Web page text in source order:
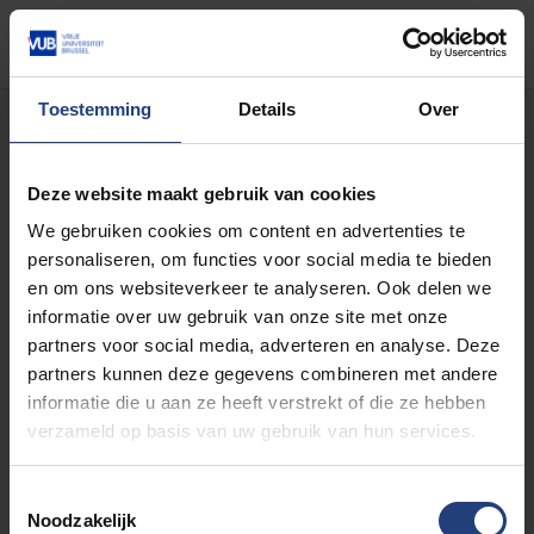
Toestemming Details Over
Deze website maakt gebruik van cookies
We gebruiken cookies om content en advertenties te
personaliseren, om functies voor social media te bieden
en om ons websiteverkeer te analyseren. Ook delen we
informatie over uw gebruik van onze site met onze
partners voor social media, adverteren en analyse. Deze
partners kunnen deze gegevens combineren met andere
informatie die u aan ze heeft verstrekt of die ze hebben
verzameld op basis van uw gebruik van hun services.
Noodzakelijk
Register
You're not able to
register to this event
as the dates of all
categories are set up
in the past.